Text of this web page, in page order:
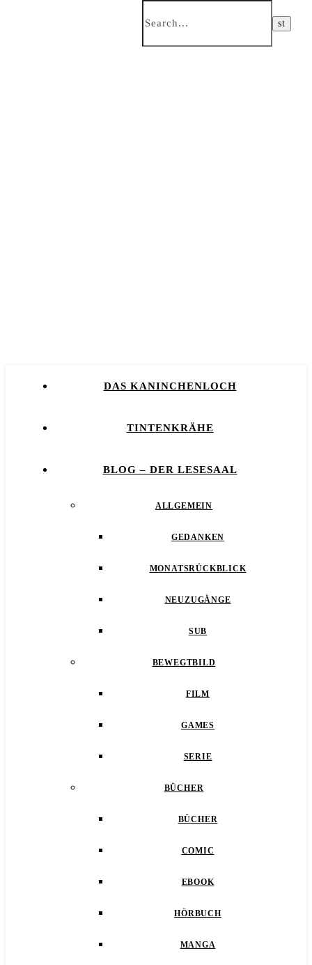
DAS KANINCHENLOCH
TINTENKRÄHE
BLOG – DER LESESAAL
ALLGEMEIN
GEDANKEN
MONATSRÜCKBLICK
NEUZUGÄNGE
SUB
BEWEGTBILD
FILM
GAMES
SERIE
BÜCHER
BÜCHER
COMIC
EBOOK
HÖRBUCH
MANGA